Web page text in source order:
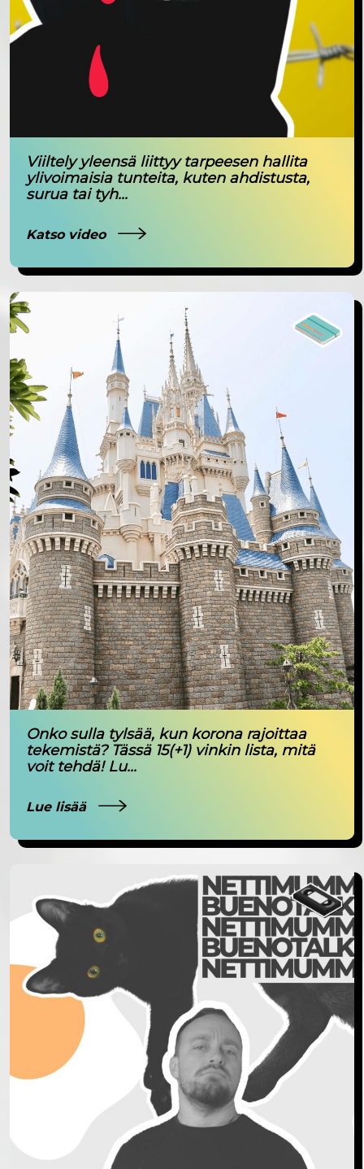
Viiltely yleensä liittyy tarpeesen hallita
ylivoimaisia tunteita, kuten ahdistusta,
surua tai tyh...
Katso video
Onko sulla tylsää, kun korona rajoittaa
tekemistä? Tässä 15(+1) vinkin lista, mitä
voit tehdä! Lu...
Lue lisää